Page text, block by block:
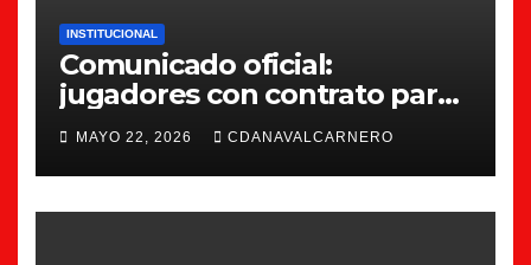
INSTITUCIONAL
Comunicado oficial:
jugadores con contrato para
la 26/27
MAYO 22, 2026 CDANAVALCARNERO